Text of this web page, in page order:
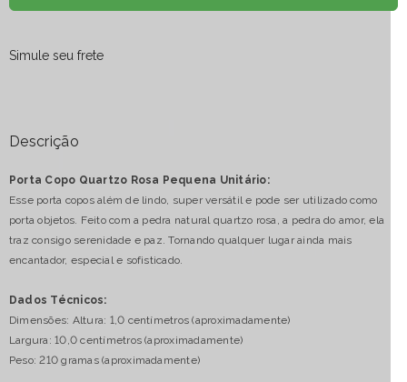
Simule seu frete
Descrição
Porta Copo Quartzo Rosa Pequena Unitário:
Esse porta copos além de lindo, super versátil e pode ser utilizado como
porta objetos. Feito com a pedra natural quartzo rosa, a pedra do amor, ela
traz consigo serenidade e paz. Tornando qualquer lugar ainda mais
encantador, especial e sofisticado.
Dados Técnicos:
Dimensões: Altura: 1,0 centímetros (aproximadamente)
Largura: 10,0 centímetros (aproximadamente)
Peso: 210 gramas (aproximadamente)